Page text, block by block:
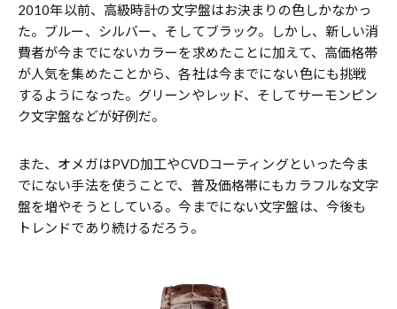
2010年以前、高級時計の文字盤はお決まりの色しかなかっ
た。ブルー、シルバー、そしてブラック。しかし、新しい消
費者が今までにないカラーを求めたことに加えて、高価格帯
が人気を集めたことから、各社は今までにない色にも挑戦
するようになった。グリーンやレッド、そしてサーモンピン
ク文字盤などが好例だ。
また、オメガはPVD加工やCVDコーティングといった今ま
でにない手法を使うことで、普及価格帯にもカラフルな文字
盤を増やそうとしている。今までにない文字盤は、今後も
トレンドであり続けるだろう。